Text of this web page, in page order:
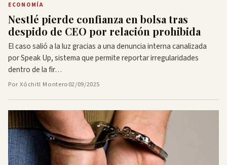
ECONOMÍA
Nestlé pierde confianza en bolsa tras
despido de CEO por relación prohibida
El caso salió a la luz gracias a una denuncia interna canalizada
por Speak Up, sistema que permite reportar irregularidades
dentro de la fir…
Por Xóchitl Montero02/09/2025